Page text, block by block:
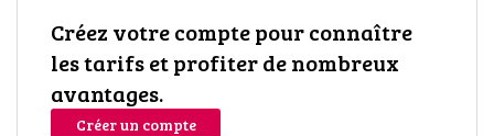
Créez votre compte pour connaître
les tarifs et profiter de nombreux
avantages.
Créer un compte